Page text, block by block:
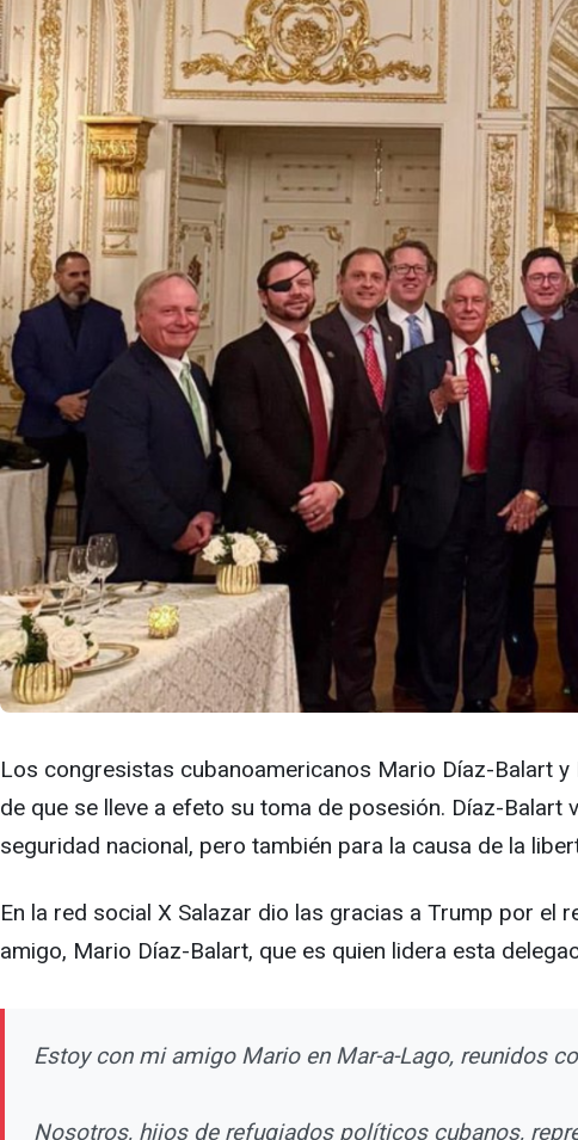
Los congresistas cubanoamericanos Mario Díaz-Balart
de que se lleve a efeto su toma de posesión. Díaz-
seguridad nacional, pero también para la causa de la
En la red social X Salazar dio las gracias a Trump por
amigo, Mario Díaz-Balart, que es quien lidera esta
Estoy con mi amigo Mario en Mar-a-Lago, reunidos
Nosotros, hijos de refugiados políticos cubanos,